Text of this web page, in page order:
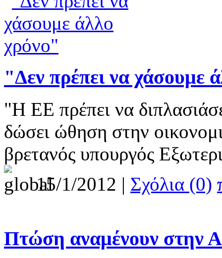
"Δεν πρέπει να χάσουμε
"Η ΕΕ πρέπει να
δώσει ώθηση στην
βρετανός υπουργός
15/1/2012 | Σχόλια (0)
Πτώση αναμένουν στην